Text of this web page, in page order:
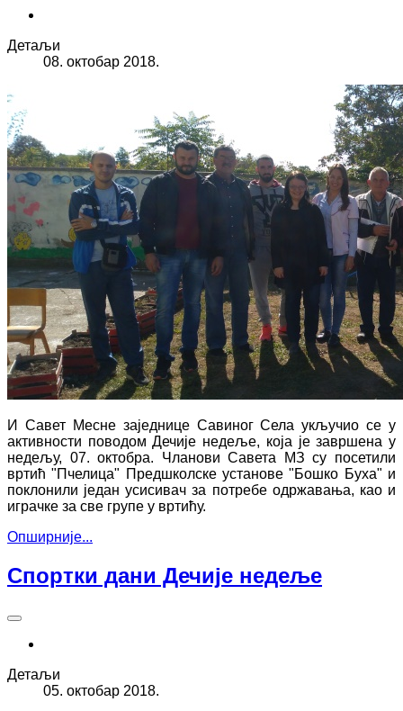
Детаљи
08. октобар 2018.
И Савет Месне заједнице Савиног Села укључио се у
активности поводом Дечије недеље, која је завршена у
недељу, 07. октобра. Чланови Савета МЗ су посетили
вртић "Пчелица" Предшколске установе "Бошко Буха" и
поклонили један усисивач за потребе одржавања, као и
играчке за све групе у вртићу.
Опширније...
Спортки дани Дечије недеље
Детаљи
05. октобар 2018.